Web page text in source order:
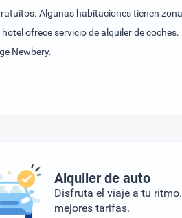
Algunas habitaciones tienen
ofrece servicio de alquiler de
Newbery.
Alquiler de auto
Disfruta el viaje a tu
mejores tarifas.